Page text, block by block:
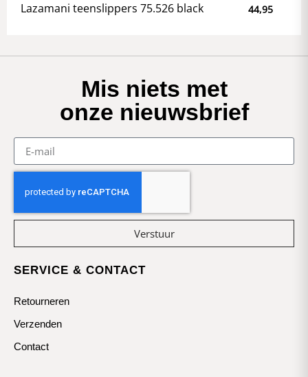
Lazamani teenslippers 75.526 black 44,95
Mis niets met
onze nieuwsbrief
Verstuur
SERVICE & CONTACT
Retourneren
Verzenden
Contact